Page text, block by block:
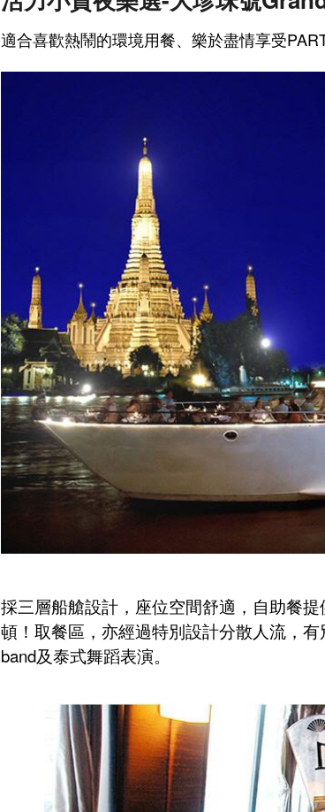
適合喜歡熱鬧的環境用餐、樂於盡情享受
採三層船艙設計，座位空間舒適， 自助餐
頓！ 取餐區，亦經過特別設計分散人流，
band及泰式舞蹈表演。